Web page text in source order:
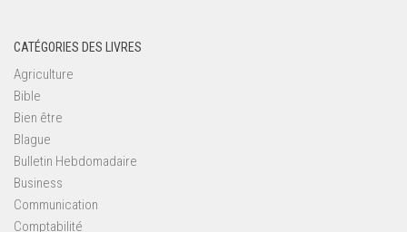
CATÉGORIES DES LIVRES
Agriculture
Bible
Bien être
Blague
Bulletin Hebdomadaire
Business
Communication
Comptabilité